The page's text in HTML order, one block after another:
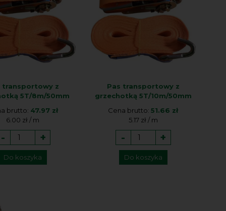
transportowy z
5T/8m/50mm
brutto: 47.97 zł
6.00 zł / m
- +
Do koszyka
Pas transportowy z
grzechotką 5T/10m/50mm
Cena brutto:51.66 zł
5.17 zł / m
- +
Do koszyka